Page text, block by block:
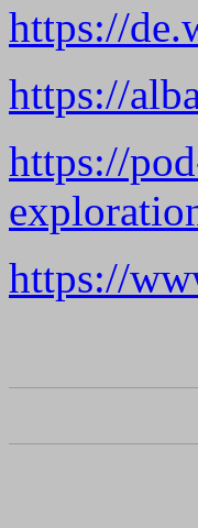
https://
https://
https://
https://